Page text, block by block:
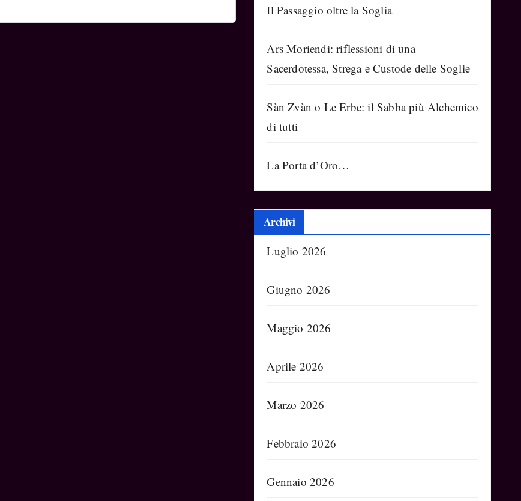
Il Passaggio oltre la Soglia
Ars Moriendi: riflessioni di una
Sacerdotessa, Strega e Custode delle Soglie
Sàn Zvàn o Le Erbe: il Sabba più Alchemico
di tutti
La Porta d’Oro…
Archivi
Luglio 2026
Giugno 2026
Maggio 2026
Aprile 2026
Marzo 2026
Febbraio 2026
Gennaio 2026